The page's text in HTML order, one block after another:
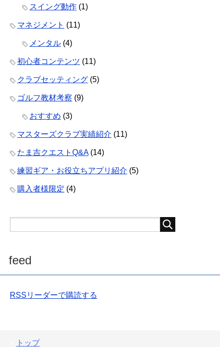
スイング動作 (1)
マネジメント (11)
メンタル (4)
初心者コンテンツ (11)
クラブセッティング (5)
ゴルフ教材考察 (9)
おすすめ (3)
マスターズクラブ実績紹介 (11)
たま吉クエストQ&A(14)
練習ギア・お役立ちアプリ紹介 (5)
購入者様限定 (4)
feed
RSSリーダーで購読する
トップ